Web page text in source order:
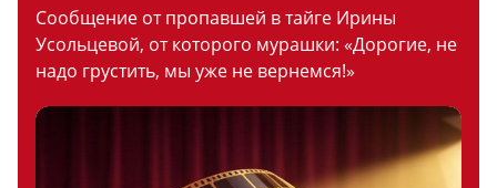
Сообщение от пропавшей в тайге Ирины
Усольцевой, от которого мурашки: «Дорогие, не
надо грустить, мы уже не вернемся!»